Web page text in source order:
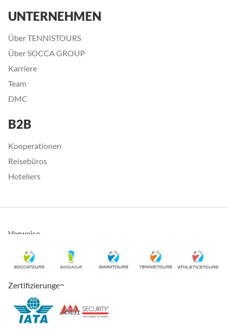
UNTERNEHMEN
Über TENNISTOURS
Über SOCCA GROUP
Karriere
Team
DMC
B2B
Kooperationen
Reisebüros
Hoteliers
Verweise
Zertifizierungen